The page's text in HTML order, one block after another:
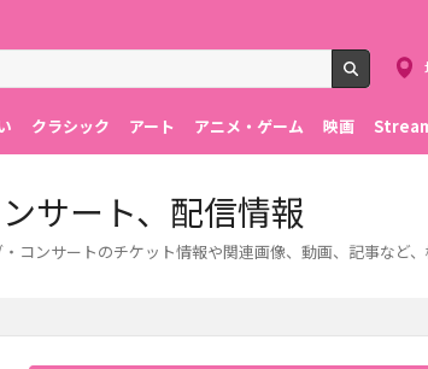
検索
クラシック アート アニメ・ゲーム 映画
サート、配信情報
コンサートのチケット情報や関連画像、動画、記事など、